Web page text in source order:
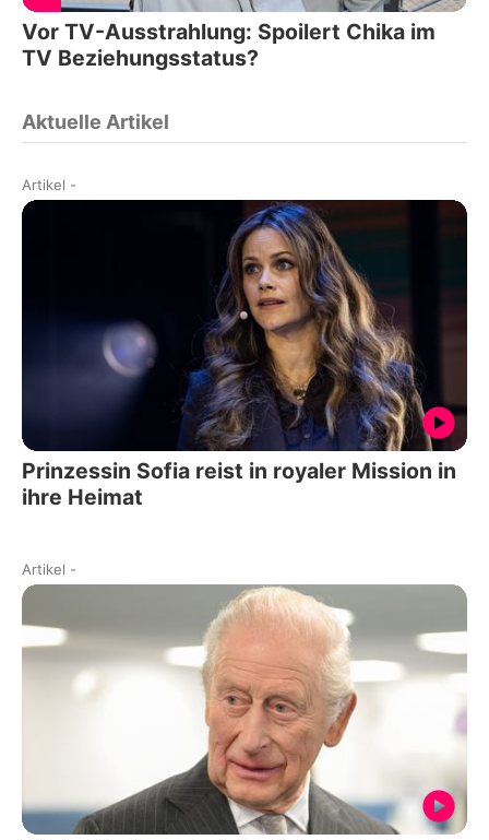
Vor TV-Ausstrahlung: Spoilert Chika im
TV Beziehungsstatus?
Aktuelle Artikel
Artikel -
Prinzessin Sofia reist in royaler Mission in
ihre Heimat
Artikel -